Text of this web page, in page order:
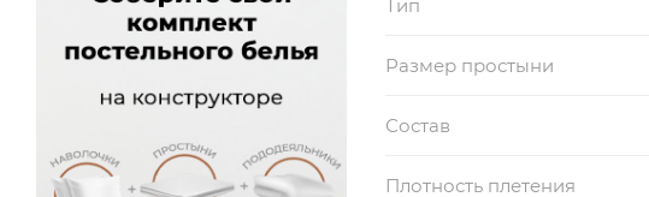
Тип
Размер простыни
Состав
Плотность плетения